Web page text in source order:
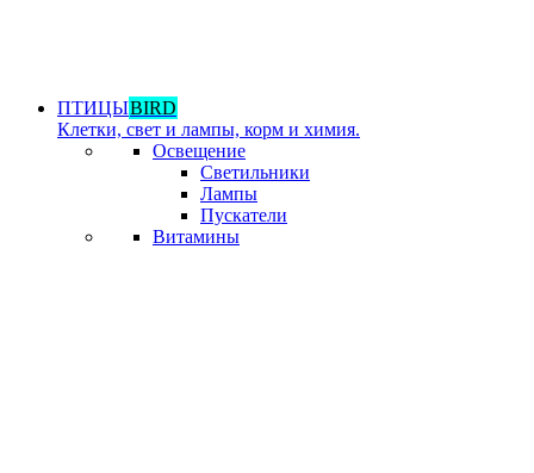
ПТИЦЫBIRD
Клетки, свет и лампы, корм и химия.
Освещение
Светильники
Лампы
Пускатели
Витамины